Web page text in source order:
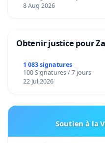
8 Aug 2026
Obtenir justice pour
1 083 signatures
100 Signatures / 7 jours
22 Jul 2026
Soutien à la